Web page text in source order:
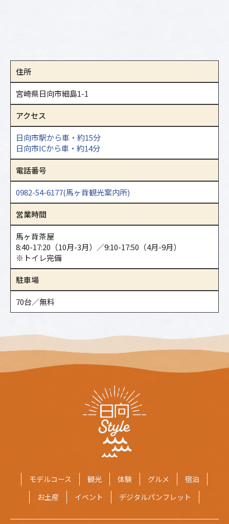
住所
宮崎県日向市細島1-1
アクセス
日向市駅から車・約15分
日向市ICから車・約14分
電話番号
0982-54-6177(馬ヶ背観光案内所)
営業時間
馬ヶ背茶屋
8:40-17:20（10月-3月）／9:10-17:50（4月-9月）
※トイレ完備
駐車場
70台／無料
モデルコース 観光 体験 グルメ
宿泊
お土産
イベント デジタルパンフレット